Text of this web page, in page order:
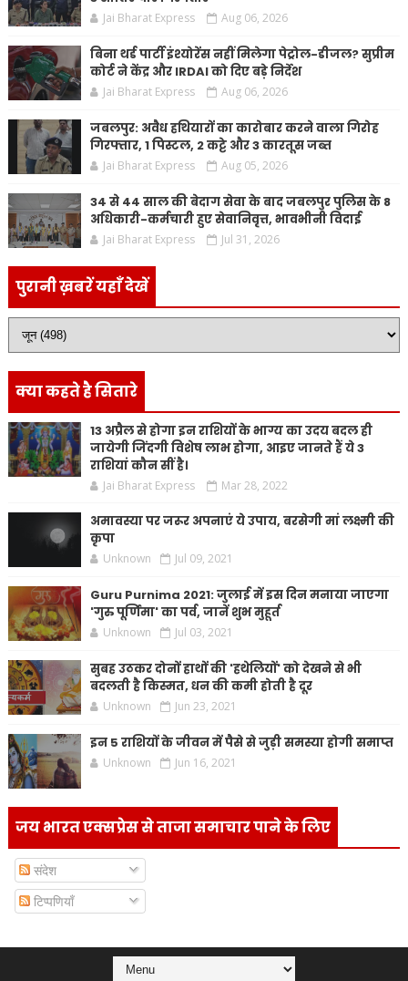
Jai Bharat Express Aug 06, 2026
बिना थर्ड पार्टी इंश्योरेंस नहीं मिलेगा पेट्रोल-डीजल? सुप्रीम
कोर्ट ने केंद्र और IRDAI को दिए बड़े निर्देश
Jai Bharat Express Aug 06, 2026
जबलपुर: अवैध हथियारों का कारोबार करने वाला गिरोह
गिरफ्तार, 1 पिस्टल, 2 कट्टे और 3 कारतूस जब्त
Jai Bharat Express Aug 05, 2026
34 से 44 साल की बेदाग सेवा के बाद जबलपुर पुलिस के 8
अधिकारी-कर्मचारी हुए सेवानिवृत्त, भावभीनी विदाई
Jai Bharat Express Jul 31, 2026
पुरानी ख़बरें यहाँ देखें
क्या कहते है सितारे
13 अप्रैल से होगा इन राशियों के भाग्य का उदय बदल ही
जायेगी जिंदगी विशेष लाभ होगा, आइए जानते हैं ये 3
राशियां कौन सीं है।
Jai Bharat Express Mar 28, 2022
अमावस्या पर जरूर अपनाएं ये उपाय, बरसेगी मां लक्ष्मी की
कृपा
Unknown Jul 09, 2021
Guru Purnima 2021: जुलाई में इस दिन मनाया जाएगा
'गुरु पूर्णिमा' का पर्व, जानें शुभ मुहूर्त
Unknown Jul 03, 2021
सुबह उठकर दोनों हाथों की 'हथेलियों' को देखने से भी
बदलती है किस्मत, धन की कमी होती है दूर
Unknown Jun 23, 2021
इन 5 राशियों के जीवन में पैसे से जुड़ी समस्या होगी समाप्त
Unknown Jun 16, 2021
जय भारत एक्सप्रेस से ताजा समाचार पाने के लिए
संदेश
टिप्पणियाँ